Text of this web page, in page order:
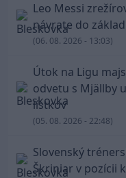
Leo Messi
návrate do
(06. 08. 2026 - 13:03)
Útok na Ligu
odvetu s Mjällby
lístkov
(05. 08. 2026 - 22:48)
Slovenský
Škriniar v pozícii